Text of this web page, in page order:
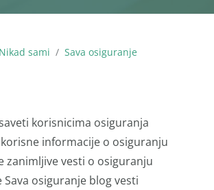
sami Sava osiguranje
korisnicima osiguranja
informacije o osiguranju
zanimljive vesti o osiguranju
Sava osiguranje blog vesti